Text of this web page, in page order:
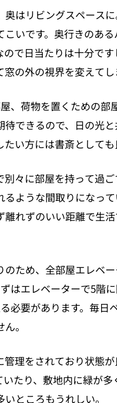
はリビングスペース
いです。奥行きのあ
で日当たりは十分で
の外の視界を変えてし
、荷物を置くための部
できるので、日の光
い方には書斎としても
々に部屋を持って過
ような間取りになっ
れずのいい距離で生
ため、全部屋エレベ
はエレベーターで5階
必要があります。毎日
。
理をされており状態
たり、敷地内に緑が多
ところもうれしい。